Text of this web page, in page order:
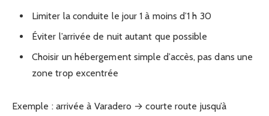
Limiter la conduite le jour 1 à moins d’1 h 30
Éviter l’arrivée de nuit autant que possible
Choisir un hébergement simple d’accès, pas dans une
zone trop excentrée
Exemple : arrivée à Varadero → courte route jusqu’à